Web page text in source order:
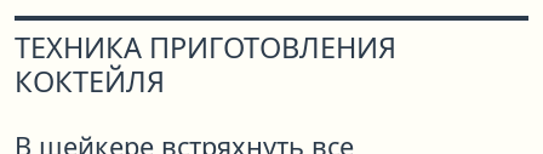
ТЕХНИКА ПРИГОТОВЛЕНИЯ
КОКТЕЙЛЯ
В шейкере встряхнуть все